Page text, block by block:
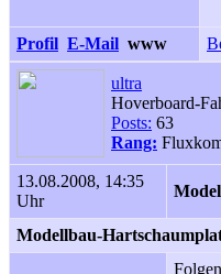
Profil E-Mail www
ultra
Hoverboard-
Posts: 63
Rang:
13.08.2008, 14:35
Uhr
Modellbau-